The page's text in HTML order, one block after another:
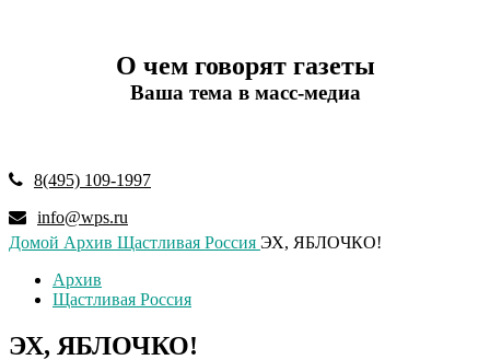
О чем говорят газеты
Ваша тема в масс-медиа
8(495) 109-1997
info@wps.ru
Домой Архив Щастливая Россия ЭХ, ЯБЛОЧКО!
Архив
Щастливая Россия
ЭХ, ЯБЛОЧКО!